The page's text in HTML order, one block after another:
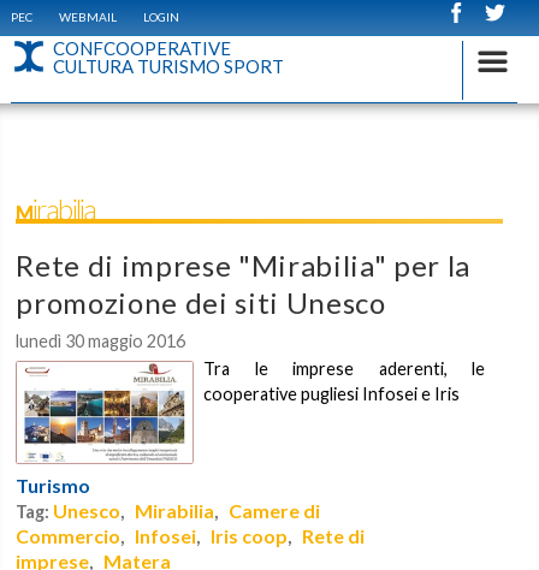
PEC WEBMAIL LOGIN
CONFCOOPERATIVE
CULTURA TURISMO SPORT
Mirabilia
Rete di imprese "Mirabilia" per la
promozione dei siti Unesco
lunedì 30 maggio 2016
Tra le imprese aderenti, le
cooperative pugliesi Infosei e Iris
Turismo
Tag: Unesco, Mirabilia, Camere di
Commercio, Infosei, Iris coop, Rete di
imprese, Matera